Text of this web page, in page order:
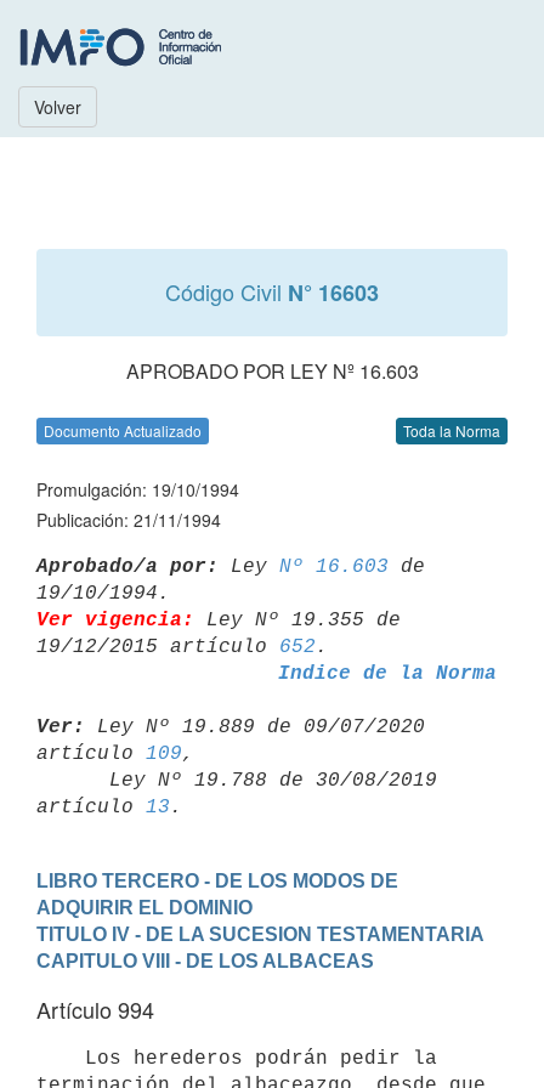
Volver
Código Civil N° 16603
APROBADO POR LEY Nº 16.603
Documento Actualizado Toda la Norma
Promulgación: 19/10/1994
Publicación: 21/11/1994
Aprobado/a por: Ley Nº 16.603 de
Ver vigencia:
Ley Nº 19.355 de
19/12/2015 artículo 652
Indice de la Norma
Ver:
Ley Nº 19.889 de 09/07/2020
artículo 109,
artículo 13
LIBRO TERCERO - DE LOS MODOS DE
ADQUIRIR EL DOMINIO
TITULO IV - DE LA SUCESION TESTAMENTARIA
CAPITULO VIII - DE LOS ALBACEAS
Artículo 994